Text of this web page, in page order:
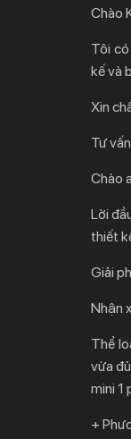
Chào
Tôi
kế và
Xin
Tư
Chào
Lời
thiết
Giải
Nhận
Thể
vừa
mini 1
+